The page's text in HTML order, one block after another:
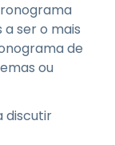
ser o mais
de
ou
discutir